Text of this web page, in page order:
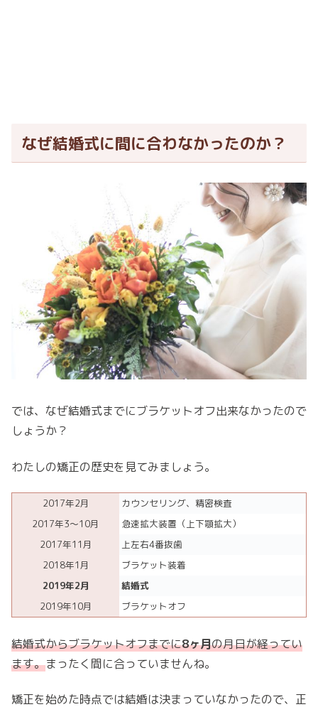
なぜ結婚式に間に合わなかったのか？
では、なぜ結婚式までにブラケットオフ出来なかったので
しょうか？
わたしの矯正の歴史を見てみましょう。
2017年2月
カウンセリング、精密検査
2017年3〜10月
急速拡大装置（上下顎拡大）
2017年11月
上左右4番抜歯
2018年1月
ブラケット装着
2019年2月
結婚式
2019年10月
ブラケットオフ
結婚式からブラケットオフまでに8ヶ月の月日が経ってい
ます。まったく間に合っていませんね。
矯正を始めた時点では結婚は決まっていなかったので、正